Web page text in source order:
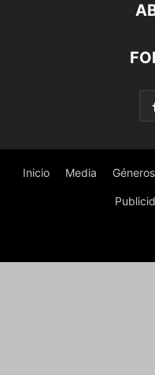
Inicio Media Géneros